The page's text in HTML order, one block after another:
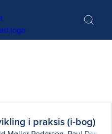
i praksis (i-bog)